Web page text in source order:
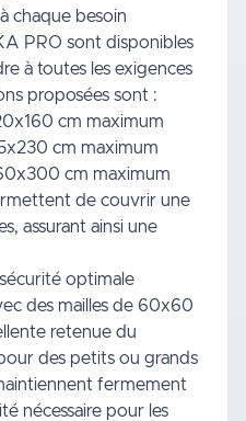
chaque besoin
PRO sont disponibles
à toutes les exigences
proposées sont :
cm maximum
cm maximum
cm maximum
de couvrir une
assurant ainsi une
optimale
des mailles de 60x60
retenue du
des petits ou grands
fermement
nécessaire pour les